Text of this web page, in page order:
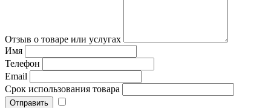
Отзыв о товаре или услугах
Имя
Телефон
Email
Срок использования товара